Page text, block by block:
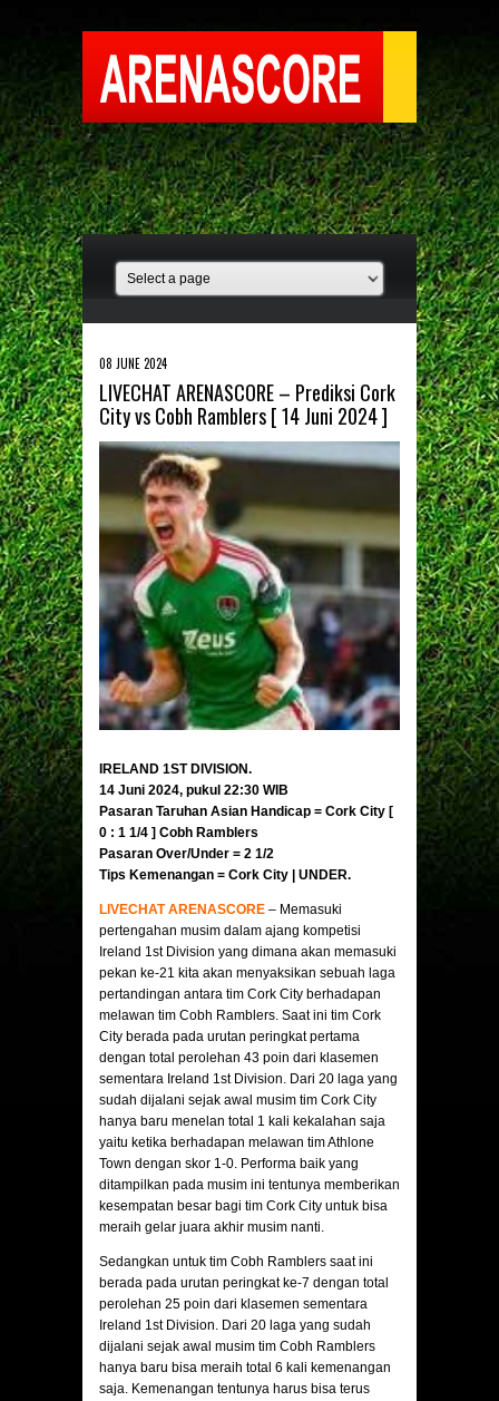
08 JUNE 2024
LIVECHAT ARENASCORE – Prediksi Cork
City vs Cobh Ramblers [ 14 Juni 2024 ]
IRELAND 1ST DIVISION.
14 Juni 2024, pukul 22:30 WIB
Pasaran Taruhan Asian Handicap = Cork City [
0 : 1 1/4 ] Cobh Ramblers
Pasaran Over/Under = 2 1/2
Tips Kemenangan = Cork City | UNDER.
LIVECHAT ARENASCORE – Memasuki
pertengahan musim dalam ajang kompetisi
Ireland 1st Division yang dimana akan memasuki
pekan ke-21 kita akan menyaksikan sebuah laga
pertandingan antara tim Cork City berhadapan
melawan tim Cobh Ramblers. Saat ini tim Cork
City berada pada urutan peringkat pertama
dengan total perolehan 43 poin dari klasemen
sementara Ireland 1st Division. Dari 20 laga yang
sudah dijalani sejak awal musim tim Cork City
hanya baru menelan total 1 kali kekalahan saja
yaitu ketika berhadapan melawan tim Athlone
Town dengan skor 1-0. Performa baik yang
ditampilkan pada musim ini tentunya memberikan
kesempatan besar bagi tim Cork City untuk bisa
meraih gelar juara akhir musim nanti.
Sedangkan untuk tim Cobh Ramblers saat ini
berada pada urutan peringkat ke-7 dengan total
perolehan 25 poin dari klasemen sementara
Ireland 1st Division. Dari 20 laga yang sudah
dijalani sejak awal musim tim Cobh Ramblers
hanya baru bisa meraih total 6 kali kemenangan
saja. Kemenangan tentunya harus bisa terus